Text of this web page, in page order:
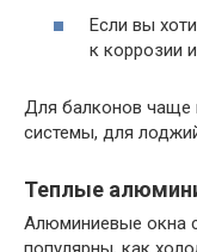
Если вы
к коррозии
Для балконов
системы, для
Теплые
Алюминиевые окна